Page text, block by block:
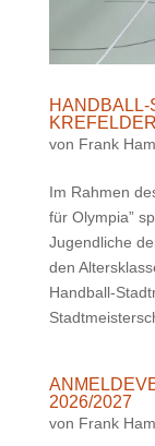
von Frank
Im Rahmen
für Olympia”
Jugendliche
den
Handball-
2026/2027
von Frank